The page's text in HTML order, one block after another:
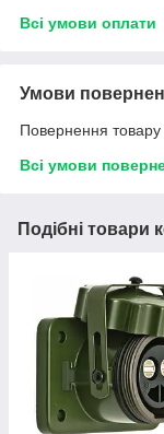
Всі умови оплати
Умови
Повернення
Всі умови
Подібні товари